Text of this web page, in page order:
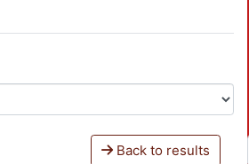
Back to results